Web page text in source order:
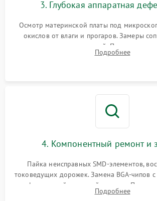
3. Глубокая аппаратная
Осмотр материнской платы под
окислов от влаги и прогаров. Замеры
дежурных напряжений. Проверка
мультиконтроллера, процессора и
Подробнее
4. Компонентный ремонт и
Пайка неисправных SMD-элементов,
токоведущих дорожек. Замена BGA-чипов
инфракрасной паяльной станции.
BIOS или замена поврежденных
Подробнее